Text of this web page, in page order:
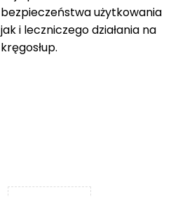
bezpieczeństwa użytkowania
jak i leczniczego działania na
kręgosłup.